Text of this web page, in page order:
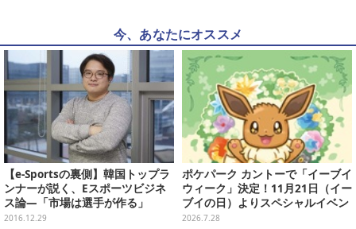
今、あなたにオススメ
【e-Sportsの裏側】韓国トップラ
ンナーが説く、Eスポーツビジネ
ス論―「市場は選手が作る」
2016.12.29
ポケパーク カントーで「イーブイ
ウィーク」決定！11月21日（イー
ブイの日）よりスペシャルイベン
ト開催
2026.7.28